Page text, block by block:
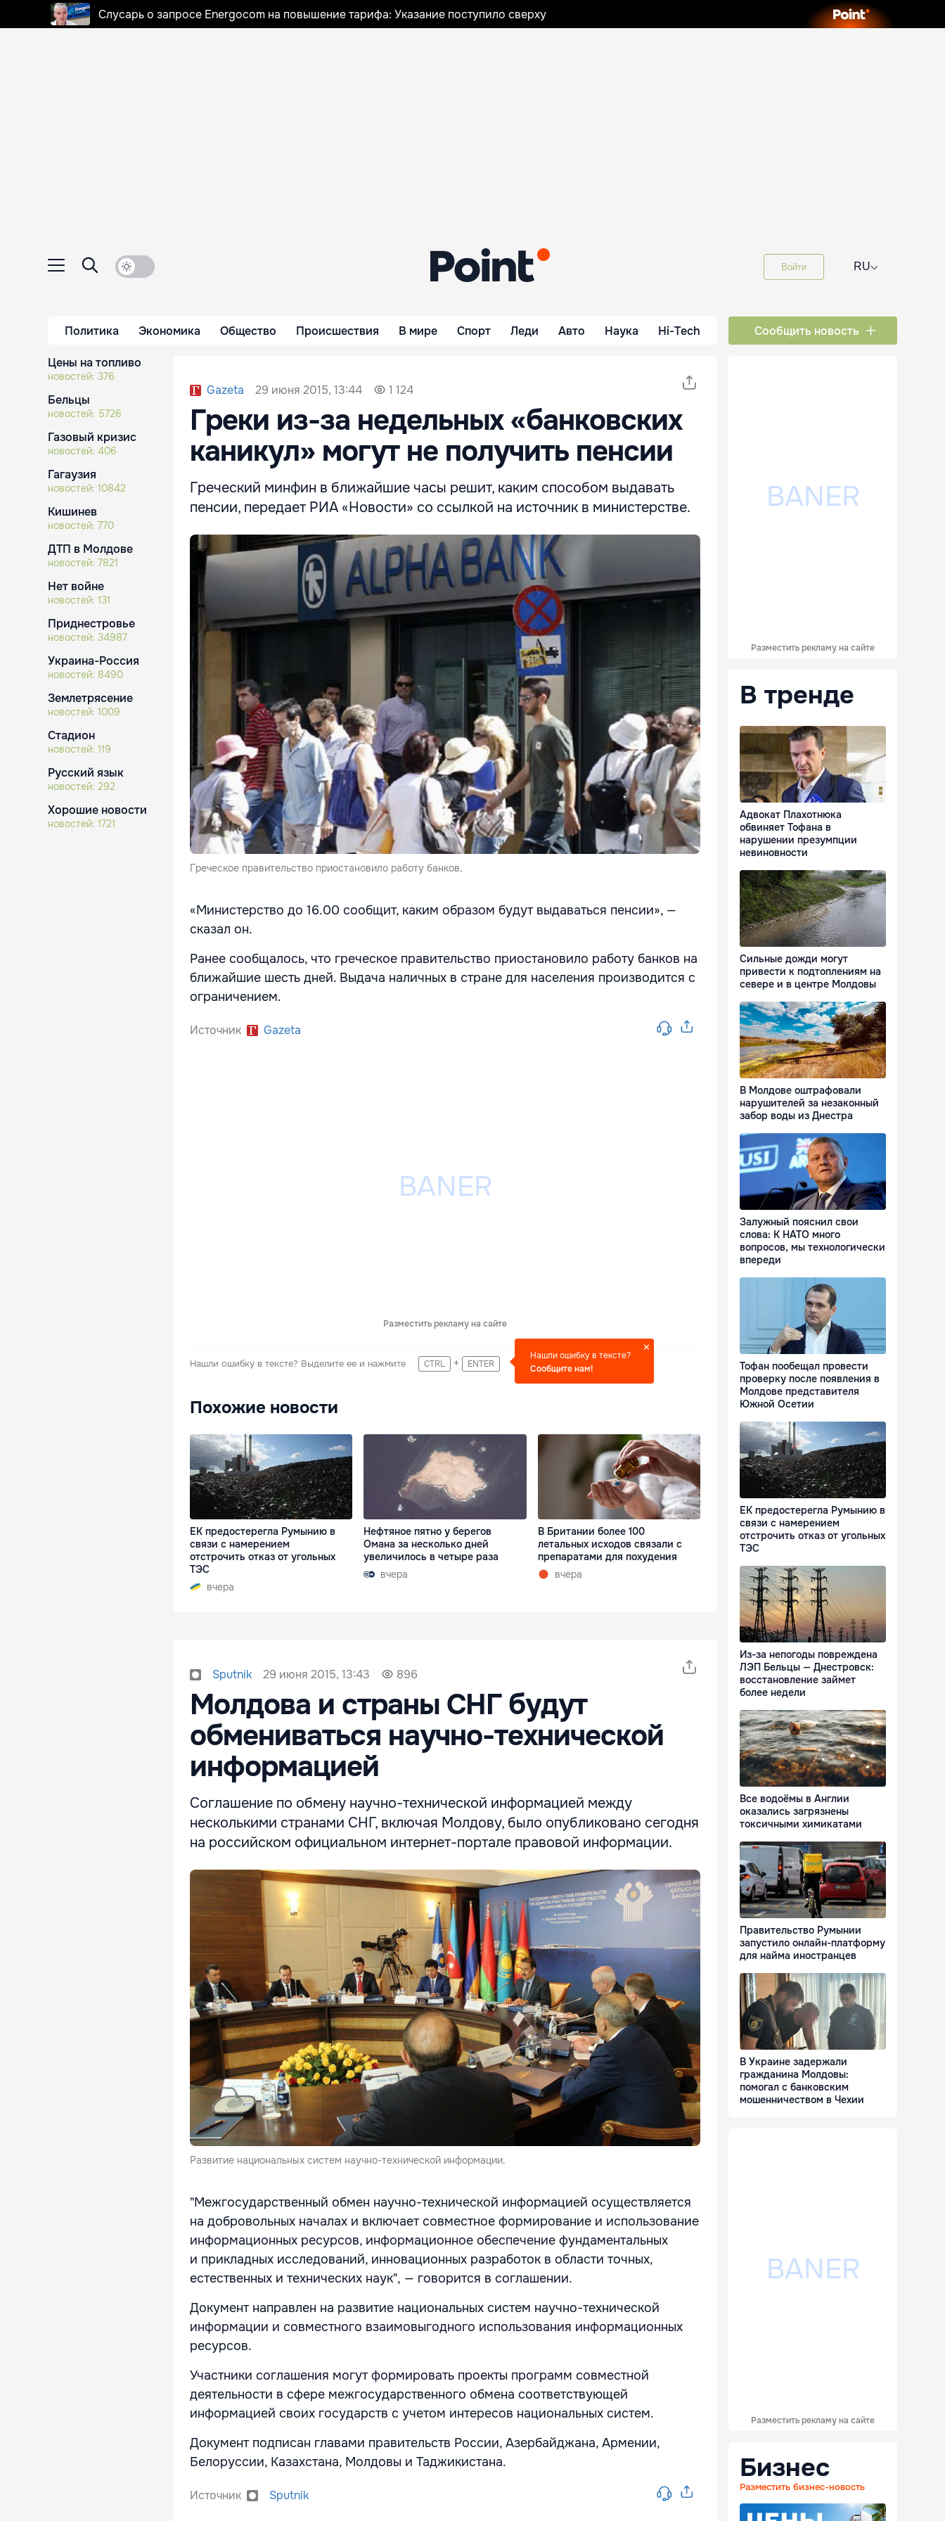
Слусарь о запросе Energocom на повышение тарифа: Указание поступило сверху
Войти RU⌵
Политика Экономика Общество Происшествия В мире Спорт Леди Авто Наука Hi-Tech Сообщить новость
Цены на топливо
новостей: 376
Бельцы
новостей: 5726
Газовый кризис
новостей: 406
Гагаузия
новостей: 10842
Кишинев
новостей: 770
ДТП в Молдове
новостей: 7821
Нет войне
новостей: 131
Приднестровье
новостей: 34987
Украина-Россия
новостей: 8490
Землетрясение
новостей: 1009
Стадион
новостей: 119
Русский язык
новостей: 292
Хорошие новости
новостей: 1721
Gazeta 29 июня 2015, 13:44 1 124
Греки из-за недельных «банковских
каникул» могут не получить пенсии
Греческий минфин в ближайшие часы решит, каким способом выдавать
пенсии, передает РИА «Новости» со ссылкой на источник в министерстве.
Греческое правительство приостановило работу банков,
«Министерство до 16.00 сообщит, каким образом будут выдаваться пенсии», —
сказал он.
Ранее сообщалось, что греческое правительство приостановило работу банков на
ближайшие шесть дней. Выдача наличных в стране для населения производится с
ограничением.
Источник Gazeta
Разместить рекламу на сайте
Нашли ошибку в тексте? Выделите ее и нажмите CTRL + ENTER
Нашли ошибку в тексте?
Сообщите нам!
Похожие новости
ЕК предостерегла Румынию в
связи с намерением
отстрочить отказ от угольных
ТЭС
вчера
Нефтяное пятно у берегов
Омана за несколько дней
увеличилось в четыре раза
вчера
В Британии более 100
летальных исходов связали с
препаратами для похудения
вчера
Sputnik 29 июня 2015, 13:43 896
Молдова и страны СНГ будут
обмениваться научно-технической
информацией
Соглашение по обмену научно-технической информацией между
несколькими странами СНГ, включая Молдову, было опубликовано сегодня
на российском официальном интернет-портале правовой информации.
Развитие национальных систем научно-технической информации.
"Межгосударственный обмен научно-технической информацией осуществляется
на добровольных началах и включает совместное формирование и использование
информационных ресурсов, информационное обеспечение фундаментальных
и прикладных исследований, инновационных разработок в области точных,
естественных и технических наук", — говорится в соглашении.
Документ направлен на развитие национальных систем научно-технической
информации и совместного взаимовыгодного использования информационных
ресурсов.
Участники соглашения могут формировать проекты программ совместной
деятельности в сфере межгосударственного обмена соответствующей
информацией своих государств с учетом интересов национальных систем.
Документ подписан главами правительств России, Азербайджана, Армении,
Белоруссии, Казахстана, Молдовы и Таджикистана.
Источник Sputnik
Разместить рекламу на сайте
В тренде
Адвокат Плахотнюка
обвиняет Тофана в
нарушении презумпции
невиновности
Сильные дожди могут
привести к подтоплениям на
севере и в центре Молдовы
В Молдове оштрафовали
нарушителей за незаконный
забор воды из Днестра
Залужный пояснил свои
слова: К НАТО много
вопросов, мы технологически
впереди
Тофан пообещал провести
проверку после появления в
Молдове представителя
Южной Осетии
ЕК предостерегла Румынию в
связи с намерением
отстрочить отказ от угольных
ТЭС
Из-за непогоды повреждена
ЛЭП Бельцы — Днестровск:
восстановление займет
более недели
Все водоёмы в Англии
оказались загрязнены
токсичными химикатами
Правительство Румынии
запустило онлайн-платформу
для найма иностранцев
В Украине задержали
гражданина Молдовы:
помогал с банковским
мошенничеством в Чехии
Разместить рекламу на сайте
Бизнес
Разместить бизнес-новость